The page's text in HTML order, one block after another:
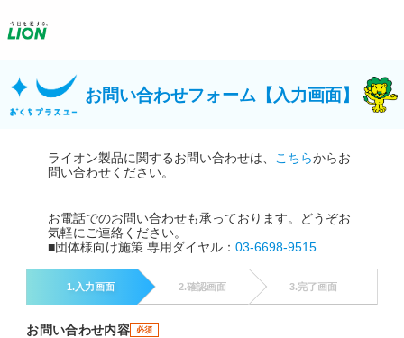
お問い合わせフォーム【入力画面】
ライオン製品に関するお問い合わせは、 こちらからお
問い合わせください。
お電話でのお問い合わせも承っております。どうぞお
気軽にご連絡ください。
■団体様向け施策 専用ダイヤル：03-6698-9515
1.入力画面 2.確認画面 3.完了画面
お問い合わせ内容 必須